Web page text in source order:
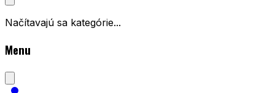
Načítavajú sa kategórie...
Menu